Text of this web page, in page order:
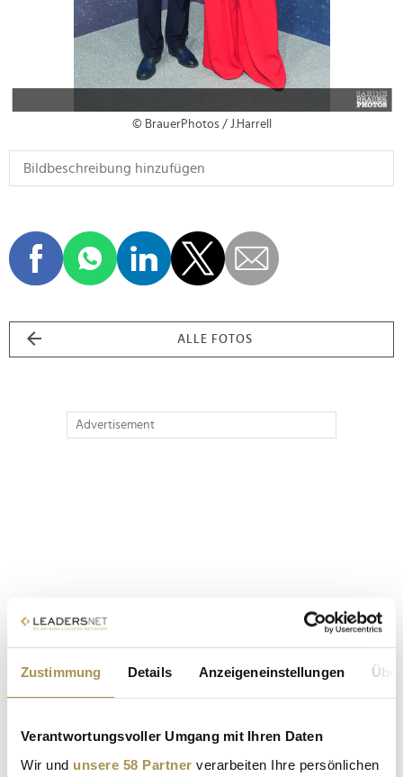
Zustimmung Details Anzeigeneinstellungen
Verantwortungsvoller Umgang mit Ihren Daten
Wir und unsere 58 Partner verarbeiten Ihre persönlichen
© BrauerPhotos / J.Harrell
ALLE FOTOS
Advertisement